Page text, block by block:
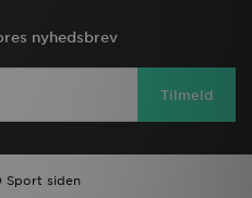
nyhedsbrev
Tilmeld
Sport siden